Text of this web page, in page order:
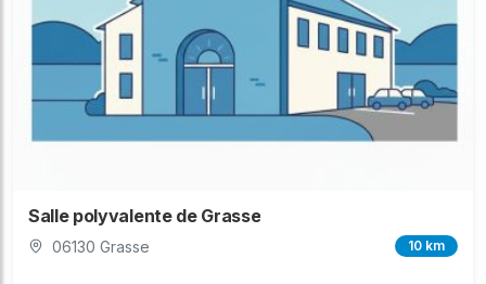
Salle polyvalente de Grasse
06130 Grasse 10 km